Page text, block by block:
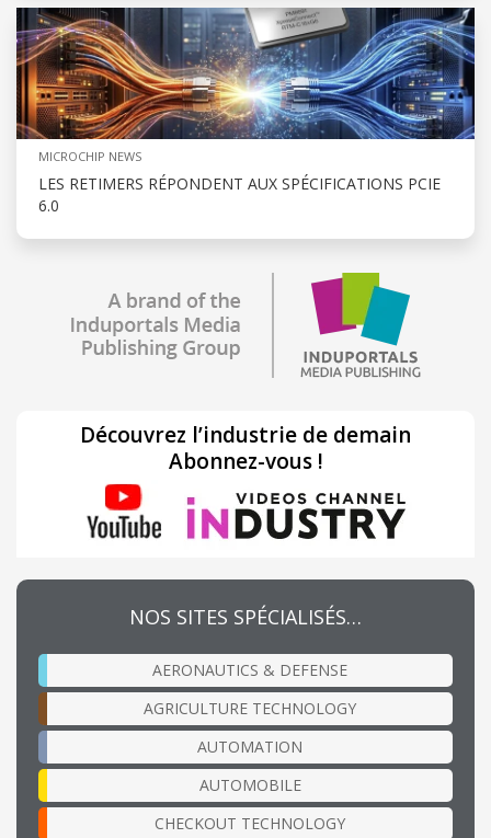
MICROCHIP NEWS
LES RETIMERS RÉPONDENT AUX SPÉCIFICATIONS PCIE
6.0
Découvrez l’industrie de demain
Abonnez-vous !
NOS SITES SPÉCIALISÉS…
AERONAUTICS & DEFENSE
AGRICULTURE TECHNOLOGY
AUTOMATION
AUTOMOBILE
CHECKOUT TECHNOLOGY